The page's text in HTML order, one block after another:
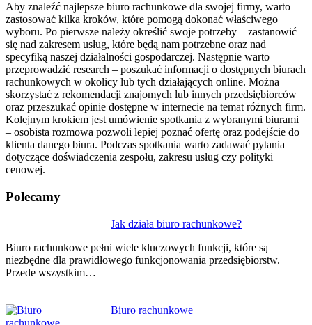
Aby znaleźć najlepsze biuro rachunkowe dla swojej firmy, warto
zastosować kilka kroków, które pomogą dokonać właściwego
wyboru. Po pierwsze należy określić swoje potrzeby – zastanowić
się nad zakresem usług, które będą nam potrzebne oraz nad
specyfiką naszej działalności gospodarczej. Następnie warto
przeprowadzić research – poszukać informacji o dostępnych biurach
rachunkowych w okolicy lub tych działających online. Można
skorzystać z rekomendacji znajomych lub innych przedsiębiorców
oraz przeszukać opinie dostępne w internecie na temat różnych firm.
Kolejnym krokiem jest umówienie spotkania z wybranymi biurami
– osobista rozmowa pozwoli lepiej poznać ofertę oraz podejście do
klienta danego biura. Podczas spotkania warto zadawać pytania
dotyczące doświadczenia zespołu, zakresu usług czy polityki
cenowej.
Polecamy
Jak działa biuro rachunkowe?
Biuro rachunkowe pełni wiele kluczowych funkcji, które są
niezbędne dla prawidłowego funkcjonowania przedsiębiorstw.
Przede wszystkim…
Biuro rachunkowe
wpisu